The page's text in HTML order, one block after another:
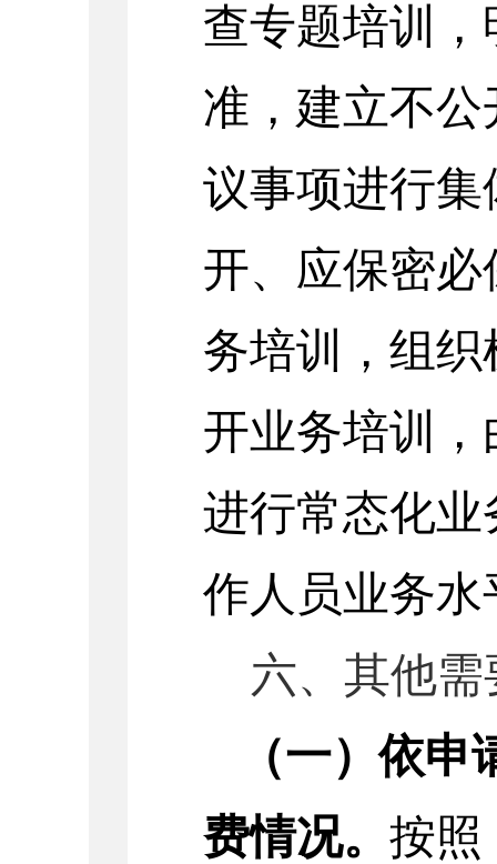
查专题培训
准，建立不
议事项进行
开、应保密必
务培训
， 组织
开业务培训
进行常态化
作人员业务水
六、其他
（一）依申
费情况。 按照